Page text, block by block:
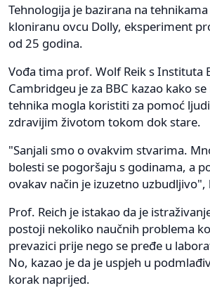
Tehnologija je bazirana na
kloniranu ovcu Dolly, eksperiment
od 25 godina.
Vođa tima prof. Wolf Reik s Instituta
Cambridgeu je za BBC kazao kako
tehnika mogla koristiti za pomoć
zdravijim životom tokom dok stare.
"Sanjali smo o ovakvim stvarima.
bolesti se pogoršaju s godinama, a
ovakav način je izuzetno uzbudljivo",
Prof. Reich je istakao da je
postoji nekoliko naučnih problema
prevazici prije nego se pređe u
No, kazao je da je uspjeh u
korak naprijed.